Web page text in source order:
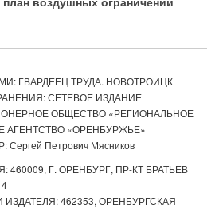
ГВАРДЕЕЦ ТРУДА. НОВОТРОИЦК
СЕТЕВОЕ ИЗДАНИЕ
ОБЩЕСТВО «РЕГИОНАЛЬНОЕ
«ОРЕНБУРЖЬЕ»
Петрович Мясников
460009, Г. ОРЕНБУРГ, ПР-КТ БРАТЬЕВ
462353, ОРЕНБУРГСКАЯ